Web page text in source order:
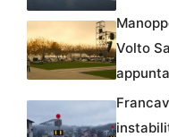
Volto